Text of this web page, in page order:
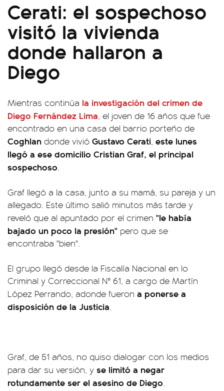
Cerati: el sospechoso
visitó la vivienda
donde hallaron a
Diego
Mientras continúa la investigación del crimen de
Diego Fernández Lima, el joven de 16 años que fue
encontrado en una casa del barrio porteño de
Coghlan donde vivió Gustavo Cerati, este lunes
llegó a ese domicilio Cristian Graf, el principal
sospechoso.
Graf llegó a la casa, junto a su mamá, su pareja y un
allegado. Este último salió minutos más tarde y
reveló que al apuntado por el crimen "le había
bajado un poco la presión" pero que se
encontraba "bien".
El grupo llegó desde la Fiscalía Nacional en lo
Criminal y Correccional N° 61, a cargo de Martín
López Perrando, adonde fueron a ponerse a
disposición de la Justicia.
Graf, de 51 años, no quiso dialogar con los medios
para dar su versión, y se limitó a negar
rotundamente ser el asesino de Diego.